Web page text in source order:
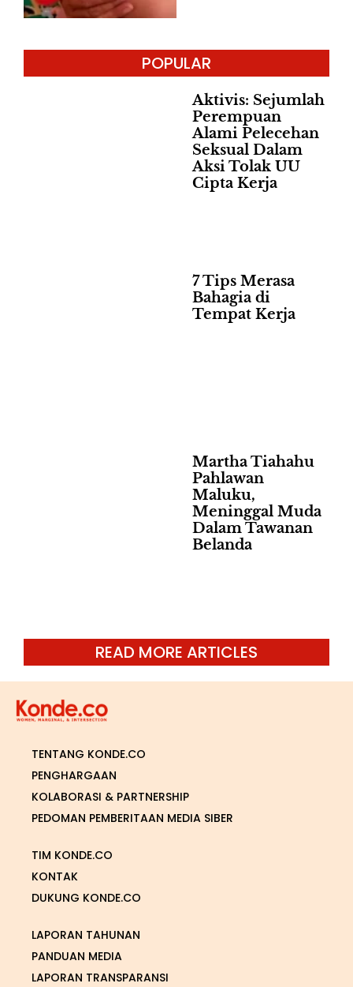
POPULAR
Aktivis: Sejumlah
Perempuan
Alami Pelecehan
Seksual Dalam
Aksi Tolak UU
Cipta Kerja
7 Tips Merasa
Bahagia di
Tempat Kerja
Martha Tiahahu
Pahlawan
Maluku,
Meninggal Muda
Dalam Tawanan
Belanda
READ MORE ARTICLES
TENTANG KONDE.CO
PENGHARGAAN
KOLABORASI & PARTNERSHIP
PEDOMAN PEMBERITAAN MEDIA SIBER
TIM KONDE.CO
KONTAK
DUKUNG KONDE.CO
LAPORAN TAHUNAN
PANDUAN MEDIA
LAPORAN TRANSPARANSI